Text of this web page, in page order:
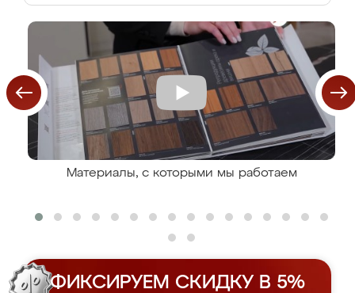
Материалы, с которыми мы работаем
ФИКСИРУЕМ СКИДКУ В 5%